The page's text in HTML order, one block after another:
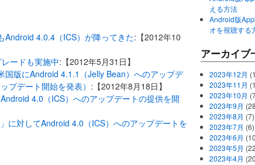
4.0.4（ICS）が降ってきた:【2012年10
ードも実施中:【2012年5月31日】
版にAndroid 4.1.1（Jelly Bean）へのアップデ
プデート開始を発表） :【2012年8月18日】
4.0（ICS）へのアップデートの提供を開
に対してAndroid 4.0（ICS）へのアップデートを
える方法
Android版
オを視聴する
アーカイブ
2023年12月
2023年11月
2023年10月
2023年9月
2023年8月 (7)
2023年7月 (6)
2023年6月
2023年5月
2023年4月